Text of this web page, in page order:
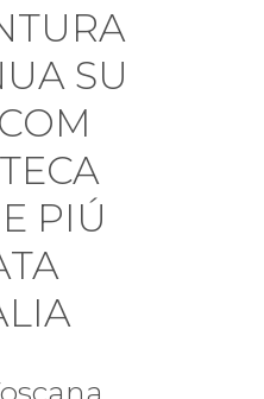
SU
PIÚ